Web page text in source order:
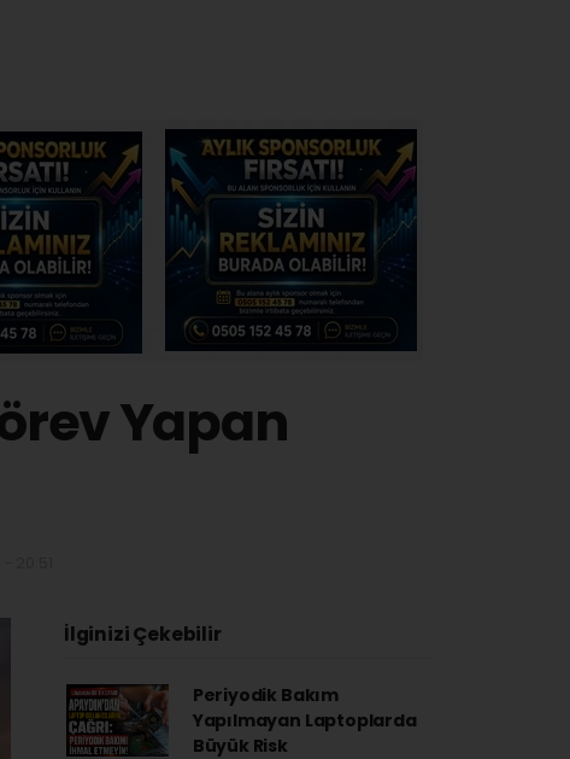
Yapan
İlginizi Çekebilir
Periyodik Bakım
Yapılmayan Laptoplarda
Büyük Risk